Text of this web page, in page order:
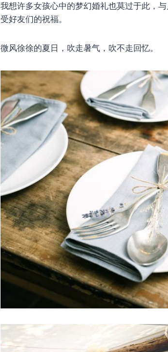
我想许多女孩心中的梦幻婚礼也莫过于此，
受好友们的祝福。
微风徐徐的夏日，吹走暑气，吹不走回忆。